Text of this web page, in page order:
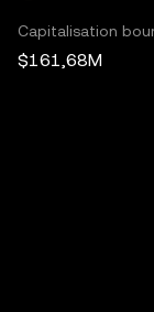
Capitalisation
$161,68M